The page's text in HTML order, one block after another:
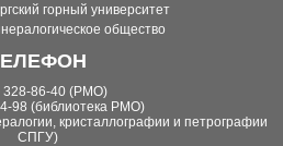
горный университет
общество
328-86-40 (РМО)
98 (библиотека РМО)
кристаллографии и петрографии
СПГУ)